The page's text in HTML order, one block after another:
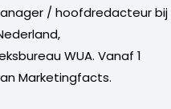
/ hoofdredacteur bij
WUA. Vanaf 1
Marketingfacts.